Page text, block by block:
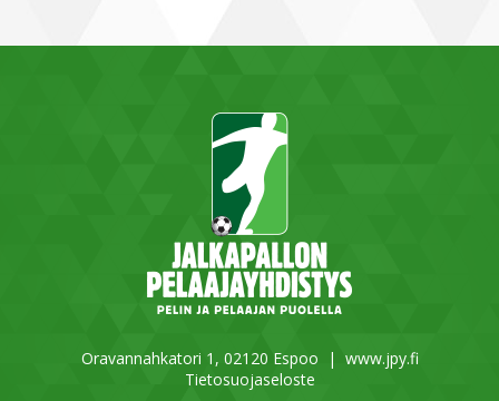
Oravannahkatori 1, 02120 Espoo | www.jpy.fi
Tietosuojaseloste